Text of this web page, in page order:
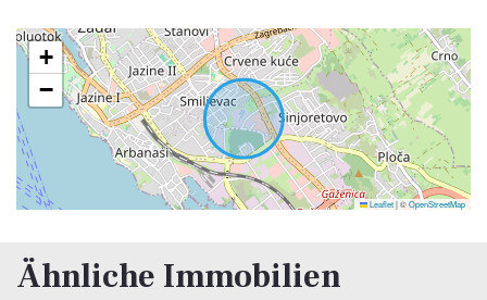
+
−
Leaflet|©OpenStreetMap
Ähnliche Immobilien